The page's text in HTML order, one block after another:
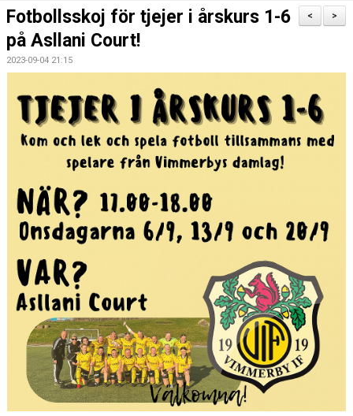
OM FÖRENINGEN
BARN & UNGDOMSVERKSAMHET
STÖTTA VIF
KONTAKT / BOKNING
>
<
Fotbollsskoj för tjejer i årskurs 1-6
på Asllani Court!
2023-09-04 21:15